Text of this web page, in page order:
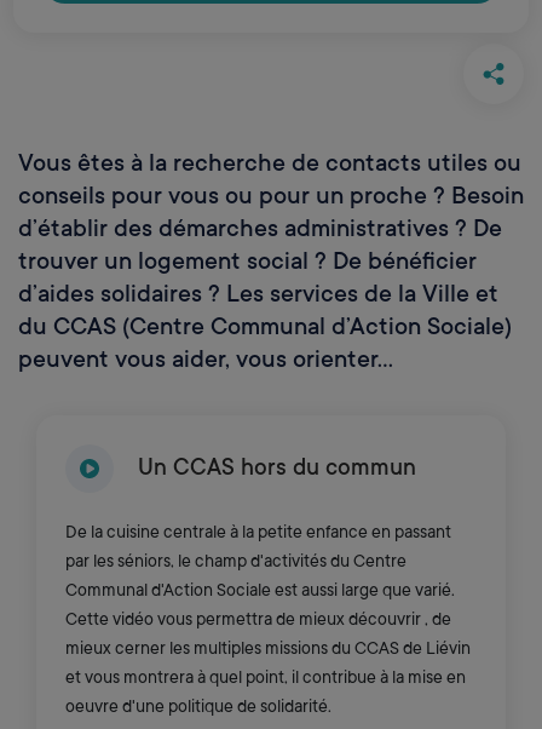
Vous êtes à la recherche de contacts utiles ou
conseils pour vous ou pour un proche ? Besoin
d’établir des démarches administratives ? De
trouver un logement social ? De bénéficier
d’aides solidaires ? Les services de la Ville et
du CCAS (Centre Communal d’Action Sociale)
peuvent vous aider, vous orienter…
Un CCAS hors du commun
De la cuisine centrale à la petite enfance en passant
par les séniors, le champ d'activités du Centre
Communal d'Action Sociale est aussi large que varié.
Cette vidéo vous permettra de mieux découvrir , de
mieux cerner les multiples missions du CCAS de Liévin
et vous montrera à quel point, il contribue à la mise en
oeuvre d'une politique de solidarité.